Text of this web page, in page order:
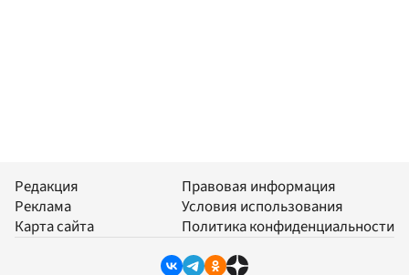
Редакция
Реклама
Карта сайта
Правовая информация
Условия использования
Политика конфиденциальности